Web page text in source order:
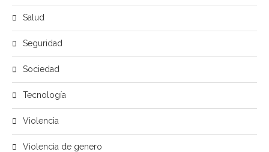
Salud
Seguridad
Sociedad
Tecnología
Violencia
Violencia de genero